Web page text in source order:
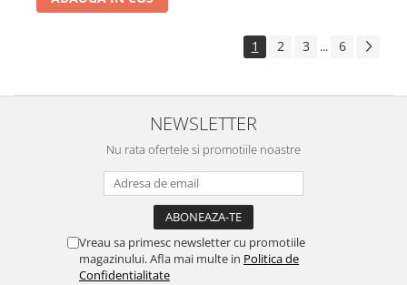
1 2 3 ... 6
NEWSLETTER
Nu rata ofertele si promotiile noastre
Vreau sa primesc newsletter cu promotiile
magazinului. Afla mai multe in Politica de
Confidentialitate